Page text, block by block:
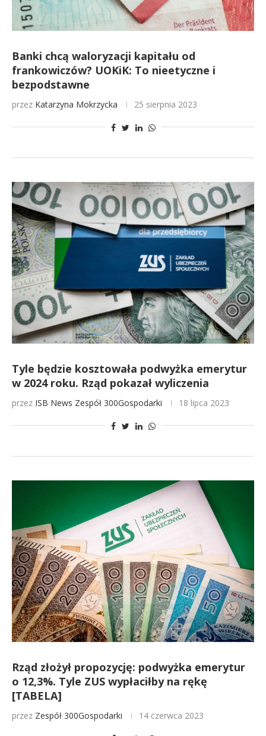
Banki chcą waloryzacji kapitału od
frankowiczów? UOKiK: To nieetyczne i
bezpodstawne
przez Katarzyna Mokrzycka 25 sierpnia 2023
Tyle będzie kosztowała podwyżka emerytur
w 2024 roku. Rząd pokazał wyliczenia
przez ISB News Zespół 300Gospodarki 18 lipca 2023
Rząd złożył propozycję: podwyżka emerytur
o 12,3%. Tyle ZUS wypłaciłby na rękę
[TABELA]
przez Zespół 300Gospodarki 14 czerwca 2023